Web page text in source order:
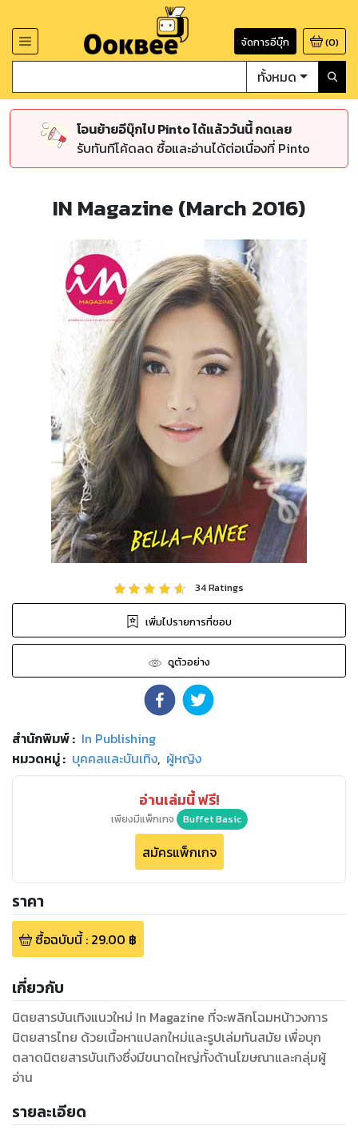
จัดการอีบุ๊ก (0)
ทั้งหมด
โอนย้ายอีบุ๊กไป Pinto ได้แล้ววันนี้ กดเลย
รับทันทีโค้ดลด ซื้อและอ่านได้ต่อเนื่องที่ Pinto
IN Magazine (March 2016)
34Ratings
เพิ่มไปรายการที่ชอบ
ดูตัวอย่าง
สำนักพิมพ์: In Publishing
หมวดหมู่: บุคคลและบันเทิง, ผู้หญิง
อ่านเล่มนี้ ฟรี!
เพียงมีแพ็กเกจ Buffet Basic
สมัครแพ็กเกจ
ราคา
ซื้อฉบับนี้: 29.00 ฿
เกี่ยวกับ
นิตยสารบันเทิงแนวใหม่ In Magazine ที่จะพลิกโฉมหน้าวงการ
นิตยสารไทย ด้วยเนื้อหาแปลกใหม่และรูปเล่มทันสมัย เพื่อบุก
ตลาดนิตยสารบันเทิงซึ่งมีขนาดใหญ่ทั้งด้านโฆษณาและกลุ่มผู้
อ่าน
รายละเอียด